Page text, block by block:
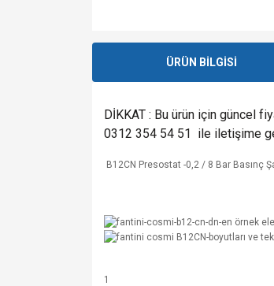
ÜRÜN BİLGİSİ
DİKKAT : Bu ürün için güncel
0312 354 54 51 ile iletişime
B12CN Presostat -0,2 / 8 Bar Basınç
1